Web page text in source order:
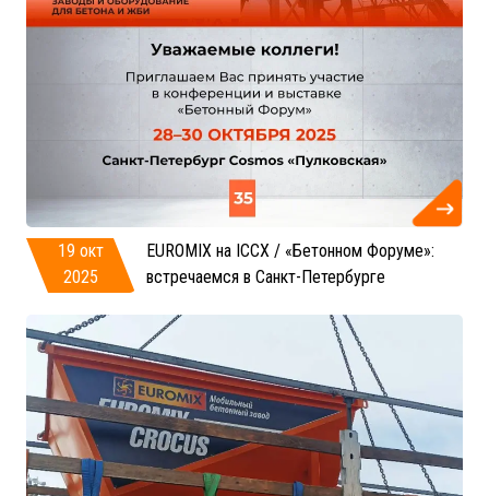
19 окт
2025
EUROMIX на ICCX / «Бетонном Форуме»:
встречаемся в Санкт-Петербурге